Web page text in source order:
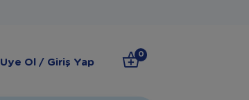
Üye Ol / Giriş Yap
0